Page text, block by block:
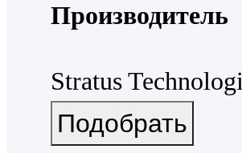
Производитель
Stratus